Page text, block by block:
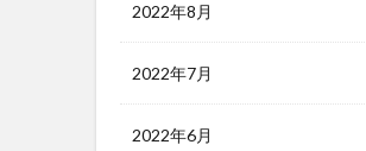
2022年8月
2022年7月
2022年6月